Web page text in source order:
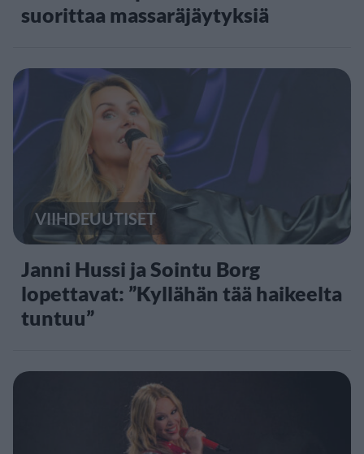
suorittaa massaräjäytyksiä
VIIHDEUUTISET
Janni Hussi ja Sointu Borg
lopettavat: ”Kyllähän tää haikeelta
tuntuu”